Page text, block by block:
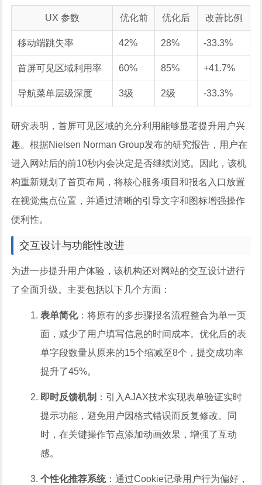
UX 参数 优化前 优化后 改善比例
移动端跳失率 42% 28% -33.3%
首屏可见区域利用率 60% 85% +41.7%
导航菜单层级深度 3级 2级 -33.3%
研究表明，首屏可见区域的充分利用能够显著提升用户兴
趣。根据Nielsen Norman Group发布的研究报告，用户在
进入网站后的前10秒内会决定是否继续浏览。因此，该机
构重新规划了首页布局，将核心服务项目和报名入口放置
在视觉焦点位置，并通过清晰的引导文字和图标增强操作
便利性。
交互设计与功能性改进
为进一步提升用户体验，该机构还对网站的交互设计进行
了全面升级。主要包括以下几个方面：
表单简化：将原有的多步骤报名流程整合为单一页
面，减少了用户填写信息的时间成本。优化后的表
单字段数量从原来的15个缩减至8个，提交成功率
提升了45%。
即时反馈机制 ：引入AJAX技术实现表单验证实时
提示功能，避免用户因格式错误而反复修改。同
时，在关键操作节点添加动画效果，增强了互动
感。
个性化推荐系统：通过Cookie记录用户行为偏好，